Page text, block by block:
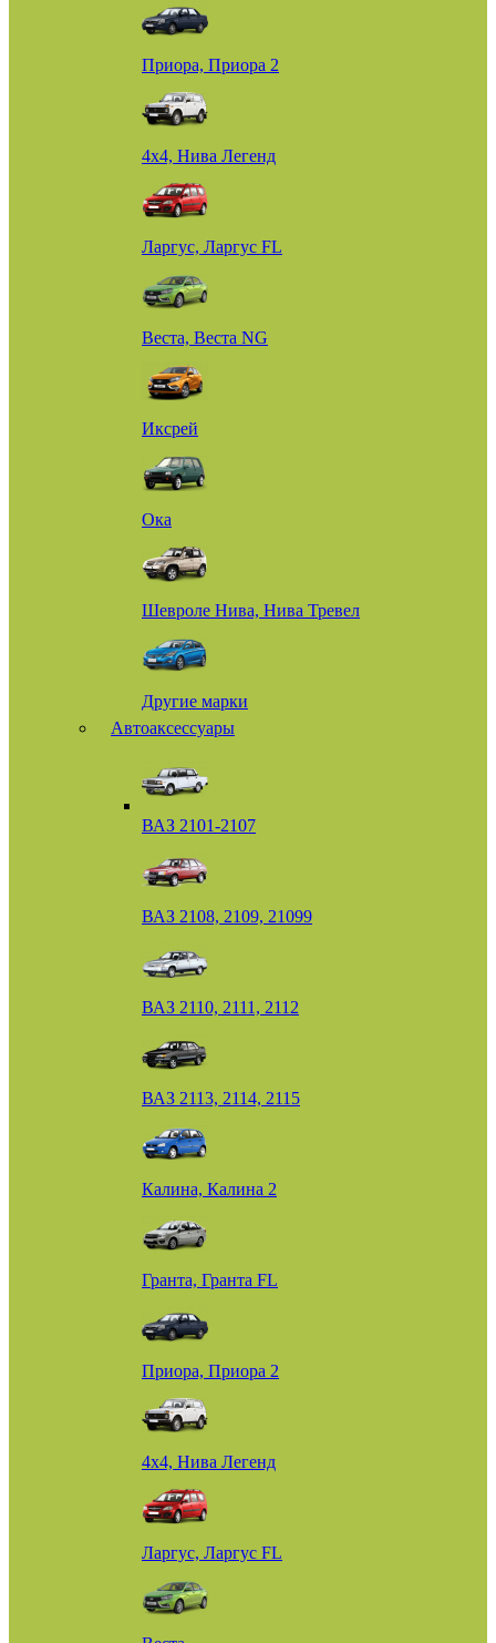
Приора, Приора 2
4х4, Нива Легенд
Ларгус, Ларгус FL
Веста, Веста NG
Иксрей
Ока
Шевроле Нива, Нива Тревел
Другие марки
Автоаксессуары
ВАЗ 2101-2107
ВАЗ 2108, 2109, 21099
ВАЗ 2110, 2111, 2112
ВАЗ 2113, 2114, 2115
Калина, Калина 2
Гранта, Гранта FL
Приора, Приора 2
4х4, Нива Легенд
Ларгус, Ларгус FL